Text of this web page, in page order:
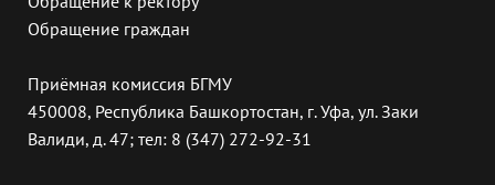
Обращение граждан
Приёмная комиссия БГМУ
450008, Республика Башкортостан, г. Уфа, ул. Заки
Валиди, д. 47; тел: 8 (347) 272-92-31